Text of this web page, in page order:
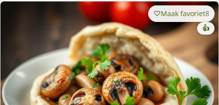
Maak favoriet8
👍